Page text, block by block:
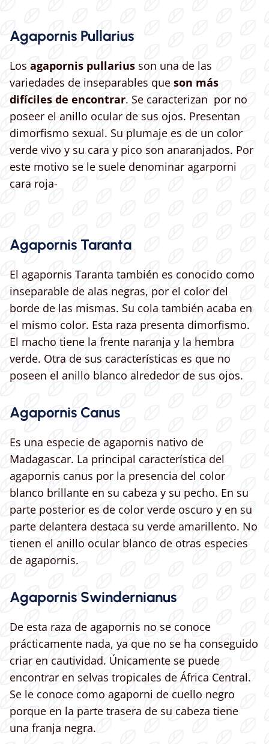
Agapornis Pullarius
Los agapornis pullarius son una de las
variedades de inseparables que son más
difíciles de encontrar. Se caracterizan por no
poseer el anillo ocular de sus ojos. Presentan
dimorfismo sexual. Su plumaje es de un color
verde vivo y su cara y pico son anaranjados. Por
este motivo se le suele denominar agarporni
cara roja-
Agapornis Taranta
El agapornis Taranta también es conocido como
inseparable de alas negras, por el color del
borde de las mismas. Su cola también acaba en
el mismo color. Esta raza presenta dimorfismo.
El macho tiene la frente naranja y la hembra
verde. Otra de sus características es que no
poseen el anillo blanco alrededor de sus ojos.
Agapornis Canus
Es una especie de agapornis nativo de
Madagascar. La principal característica del
agapornis canus por la presencia del color
blanco brillante en su cabeza y su pecho. En su
parte posterior es de color verde oscuro y en su
parte delantera destaca su verde amarillento. No
tienen el anillo ocular blanco de otras especies
de agapornis.
Agapornis Swindernianus
De esta raza de agapornis no se conoce
prácticamente nada, ya que no se ha conseguido
criar en cautividad. Únicamente se puede
encontrar en selvas tropicales de África Central.
Se le conoce como agaporni de cuello negro
porque en la parte trasera de su cabeza tiene
una franja negra.